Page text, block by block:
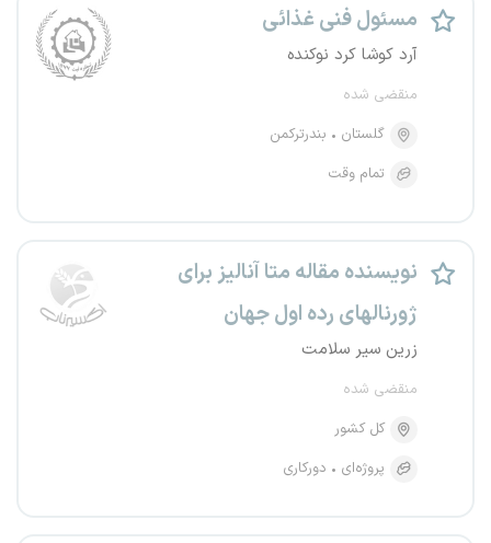
مسئول فنی غذائی
آرد کوشا کرد نوکنده
منقضی شده
گلستان
بندرترکمن
تمام وقت
نویسنده مقاله متا آنالیز برای
ژورنالهای رده اول جهان
زرین سیر سلامت
منقضی شده
کل کشور
پروژه‌ای
دورکاری